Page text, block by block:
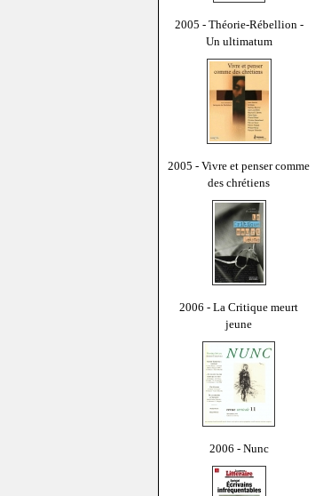
2005 - Théorie-Rébellion -
Un ultimatum
2005 - Vivre et penser comme
des chrétiens
2006 - La Critique meurt
jeune
2006 - Nunc